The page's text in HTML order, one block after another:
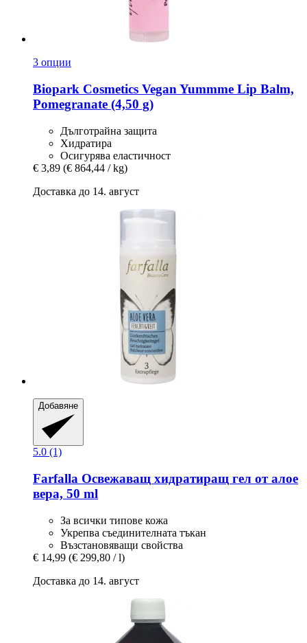
3 опции
Biopark Cosmetics Vegan Yummme Lip Balm,
Pomegranate (4,50 g)
Дълготрайна защита
Хидратира
Осигурява еластичност
€ 3,89 (€ 864,44 / kg)
Доставка до 14. август
Добавяне
5.0 (1)
Farfalla Освежаващ хидратиращ гел от алое
вера, 50 ml
За всички типове кожа
Укрепва съединителната тъкан
Възстановяващи свойства
€ 14,99 (€ 299,80 / l)
Доставка до 14. август